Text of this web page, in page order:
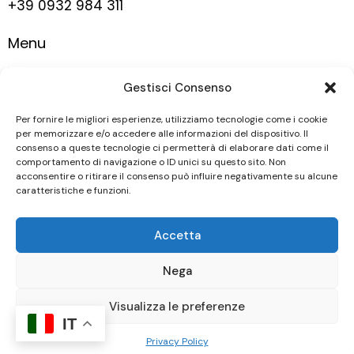
Gestisci Consenso
Per fornire le migliori esperienze, utilizziamo tecnologie come i cookie
per memorizzare e/o accedere alle informazioni del dispositivo. Il
consenso a queste tecnologie ci permetterà di elaborare dati come il
comportamento di navigazione o ID unici su questo sito. Non
acconsentire o ritirare il consenso può influire negativamente su alcune
caratteristiche e funzioni.
Accetta
Nega
Visualizza le preferenze
Privacy Policy
+39 0932 984 311
Menu
Vigneti
Vini
Contatti
Tenuta Bonincontro Società Agricola A.R.L. © 2026 |
P.IVA 01618340887 | Powered by
Privacy Policy
IT